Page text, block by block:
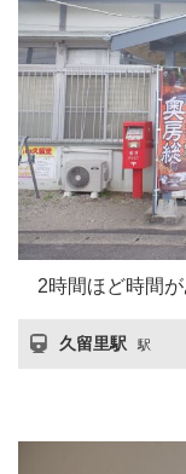
2時間ほど時間が
久留里駅 駅